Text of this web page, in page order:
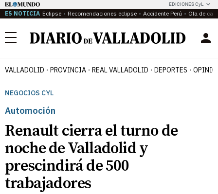
EDICIONES CyL
ES NOTICIA Eclipse Recomendaciones eclipse Accidente Perú Ola de
Menú
VALLADOLID PROVINCIA REAL VALLADOLID DEPORTES
NEGOCIOS CYL
Automoción
Renault cierra el turno de
noche de Valladolid y
prescindirá de 500
trabajadores